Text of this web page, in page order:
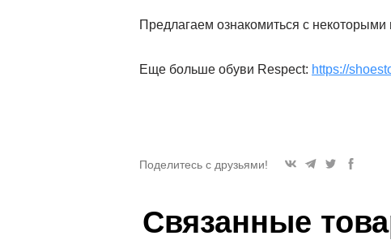
Предлагаем ознакомиться с некоторыми
Еще больше обуви Respect: https://
Поделитесь с друзьями!
Связанные